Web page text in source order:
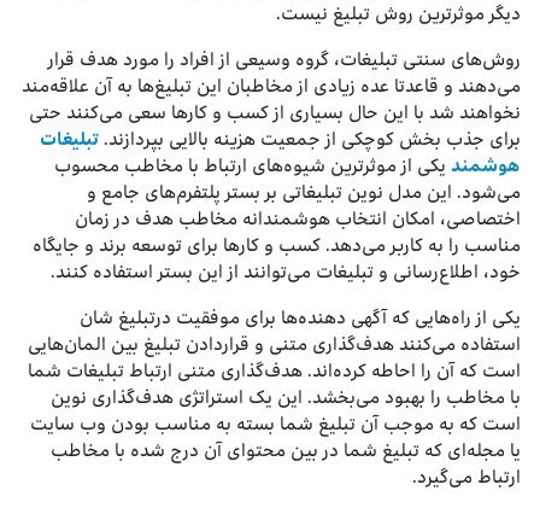
دیگر موثرترین روش تبلیغ نیست.
روش‌های سنتی تبلیغات، گروه وسیعی از افراد را مورد هدف قرار
می‌دهند و قاعدتا عده زیادی از مخاطبان این تبلیغ‌ها به آن علاقه‌مند
نخواهند شد با این حال بسیاری از کسب و کارها سعی می‌كنند حتی
برای جذب بخش كوچكی از جمعیت هزینه بالایی بپردازند. تبلیغات
هوشمند یکی از موثرترین شیوه‌های ارتباط با مخاطب محسوب
می‌شود. این مدل نوین تبلیغاتی بر بستر پلتفرم‌های جامع و
اختصاصی، امکان انتخاب هوشمندانه مخاطب هدف در زمان
مناسب را به کاربر می‌دهد. کسب و کارها برای توسعه برند و جایگاه
خود، اطلاع‌رسانی و تبلیغات می‌توانند از این بستر استفاده کنند.
یكی از راه‌هایی كه آگهی دهنده‌ها برای موفقیت درتبلیغ شان
استفاده می‌كنند هدف‌گذاری متنی و قراردادن تبلیغ بین المان‌هایی
است كه آن را احاطه كرده‌اند. هدف‌گذاری متنی ارتباط تبلیغات شما
با مخاطب را بهبود می‌بخشد. این یک استراتژی هدف‌گذاری نوین
است که به موجب آن تبلیغ شما بسته به مناسب بودن وب سایت
یا مجله‌ای که تبلیغ شما در بین محتوای آن درج شده با مخاطب
ارتباط می‌گیرد.